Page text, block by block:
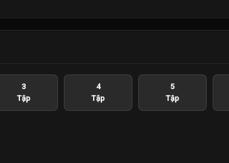
3
Tập
4
Tập
5
Tập